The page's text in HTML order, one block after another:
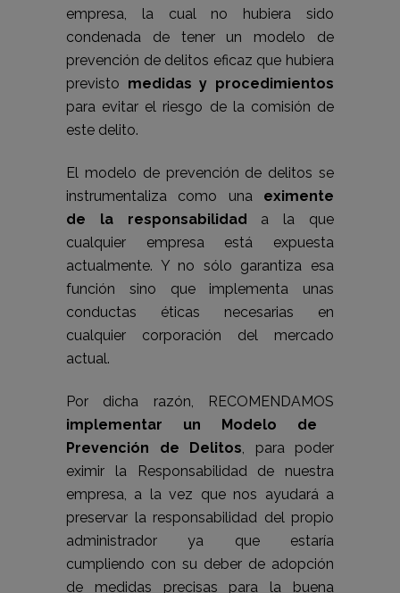
empresa, la cual no hubiera sido
condenada de tener un modelo de
prevención de delitos eficaz que hubiera
previsto medidas y procedimientos
para evitar el riesgo de la comisión de
este delito.
El modelo de prevención de delitos se
instrumentaliza como una eximente
de la responsabilidad a la que
cualquier empresa está expuesta
actualmente. Y no sólo garantiza esa
función sino que implementa unas
conductas éticas necesarias en
cualquier corporación del mercado
actual.
Por dicha razón, RECOMENDAMOS
implementar un Modelo de
Prevención de Delitos, para poder
eximir la Responsabilidad de nuestra
empresa, a la vez que nos ayudará a
preservar la responsabilidad del propio
administrador ya que estaría
cumpliendo con su deber de adopción
de medidas precisas para la buena